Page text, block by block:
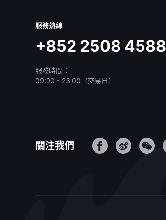
服務熱線
+852 2508 4588
服務時間：
09:00 - 23:00（交易日）
關注我們